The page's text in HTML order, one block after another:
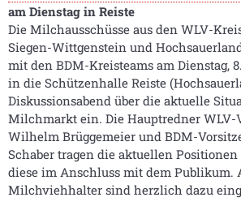
am Dienstag in Reiste
Die Milchausschüsse aus den WLV-
Siegen-Wittgenstein und
mit den BDM-Kreisteams am Dienstag,
in die Schützenhalle Reiste
Diskussionsabend über die aktuelle
Milchmarkt ein. Die Hauptredner WLV-
Wilhelm Brüggemeier und BDM-
Schaber tragen die aktuellen
diese im Anschluss mit dem Publikum.
Milchviehhalter sind herzlich dazu